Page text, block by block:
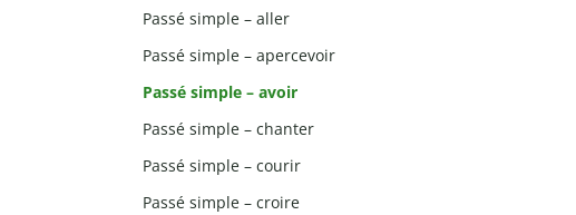
Passé simple – aller
Passé simple – apercevoir
Passé simple – avoir
Passé simple – chanter
Passé simple – courir
Passé simple – croire